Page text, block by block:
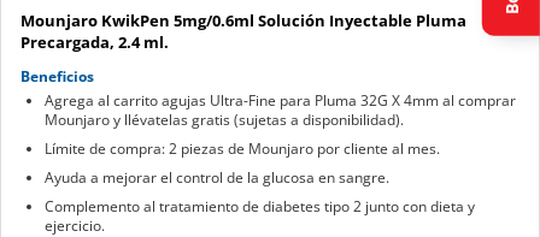
Mounjaro KwikPen 5mg/0.6ml Solución Inyectable Pluma
Precargada, 2.4 ml.
Beneficios
Agrega al carrito agujas Ultra-Fine para Pluma 32G X 4mm al comprar
Mounjaro y llévatelas gratis (sujetas a disponibilidad).
Límite de compra: 2 piezas de Mounjaro por cliente al mes.
Ayuda a mejorar el control de la glucosa en sangre.
Complemento al tratamiento de diabetes tipo 2 junto con dieta y
ejercicio.